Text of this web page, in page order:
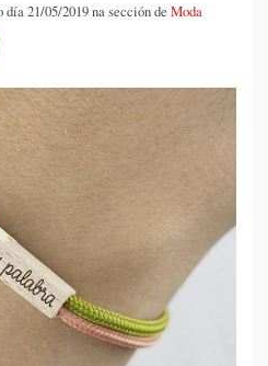
día 21/05/2019 na sección de Moda